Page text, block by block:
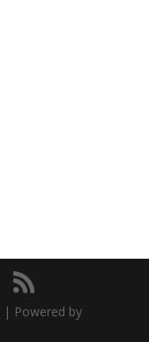
| Powered by